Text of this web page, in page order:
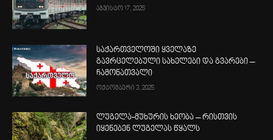
აგვისტო 17, 2025
საქართველოში ყველაზე
გავრცელებული სახელები და გვარები –
ჩამონათვალი
ოქტომბერი 3, 2025
ლუგელა-მუხურის ხეობა – რისთვის
იყენებენ ლუგელას წყალს